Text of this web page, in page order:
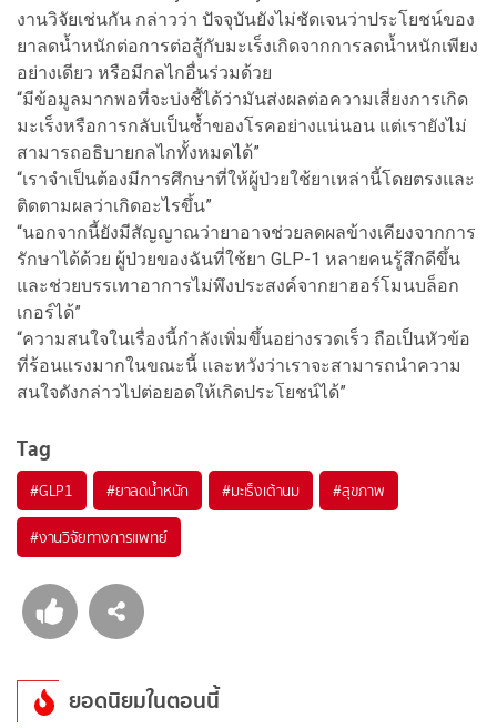
งานวิจัยเช่นกัน กล่าวว่า ปัจจุบันยังไม่ชัดเจนว่าประโยชน์ของ
ยาลดน้ำหนักต่อการต่อสู้กับมะเร็งเกิดจากการลดน้ำหนักเพียง
อย่างเดียว หรือมีกลไกอื่นร่วมด้วย
“มีข้อมูลมากพอที่จะบ่งชี้ได้ว่ามันส่งผลต่อความเสี่ยงการเกิด
มะเร็งหรือการกลับเป็นซ้ำของโรคอย่างแน่นอน แต่เรายังไม่
สามารถอธิบายกลไกทั้งหมดได้”
“เราจำเป็นต้องมีการศึกษาที่ให้ผู้ป่วยใช้ยาเหล่านี้โดยตรงและ
ติดตามผลว่าเกิดอะไรขึ้น”
“นอกจากนี้ยังมีสัญญาณว่ายาอาจช่วยลดผลข้างเคียงจากการ
รักษาได้ด้วย ผู้ป่วยของฉันที่ใช้ยา GLP-1 หลายคนรู้สึกดีขึ้น
และช่วยบรรเทาอาการไม่พึงประสงค์จากยาฮอร์โมนบล็อก
เกอร์ได้”
“ความสนใจในเรื่องนี้กำลังเพิ่มขึ้นอย่างรวดเร็ว ถือเป็นหัวข้อ
ที่ร้อนแรงมากในขณะนี้ และหวังว่าเราจะสามารถนำความ
สนใจดังกล่าวไปต่อยอดให้เกิดประโยชน์ได้”
Tag
#GLP1 #ยาลดน้ำหนัก #มะเร็งเต้านม #สุขภาพ
#งานวิจัยทางการแพทย์
ยอดนิยมในตอนนี้